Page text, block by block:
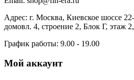
Адрес: г. Москва, Киевское шоссе
домовл. 4, строение 2, Блок Г, этаж
График работы: 9.00 - 19.00
Мой аккаунт